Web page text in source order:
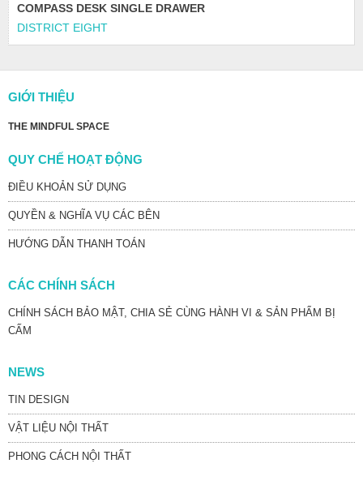
COMPASS DESK SINGLE DRAWER
DISTRICT EIGHT
GIỚI THIỆU
THE MINDFUL SPACE
QUY CHẾ HOẠT ĐỘNG
ĐIỀU KHOẢN SỬ DỤNG
QUYỀN & NGHĨA VỤ CÁC BÊN
HƯỚNG DẪN THANH TOÁN
CÁC CHÍNH SÁCH
CHÍNH SÁCH BẢO MẬT, CHIA SẺ CÙNG HÀNH VI & SẢN PHẨM BỊ
CẤM
NEWS
TIN DESIGN
VẬT LIỆU NỘI THẤT
PHONG CÁCH NỘI THẤT